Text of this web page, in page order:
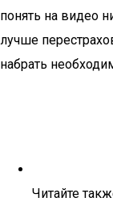
понять на видео
лучше
набрать
Читайте